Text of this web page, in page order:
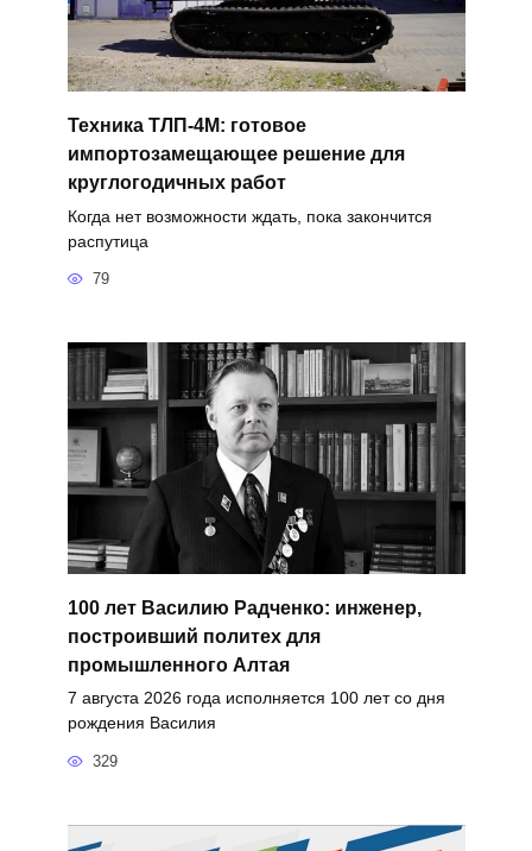
Техника ТЛП-4М: готовое
импортозамещающее решение для
круглогодичных работ
Когда нет возможности ждать, пока закончится
распутица
79
100 лет Василию Радченко: инженер,
построивший политех для
промышленного Алтая
7 августа 2026 года исполняется 100 лет со дня
рождения Василия
329